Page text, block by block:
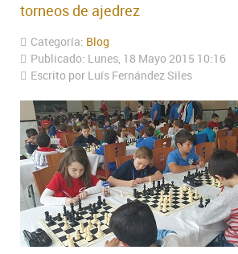
torneos de ajedrez
Categoría: Blog
Publicado: Lunes, 18 Mayo 2015 10:16
Escrito por Luís Fernández Siles